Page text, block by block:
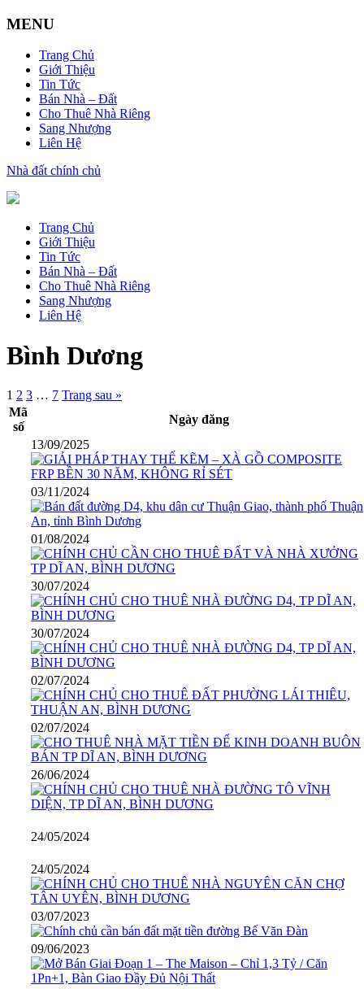
MENU
Trang Chủ
Giới Thiệu
Tin Tức
Bán Nhà – Đất
Cho Thuê Nhà Riêng
Sang Nhượng
Liên Hệ
Nhà đất chính chủ
Trang Chủ
Giới Thiệu
Tin Tức
Bán Nhà – Đất
Cho Thuê Nhà Riêng
Sang Nhượng
Liên Hệ
Bình Dương
1 2 3 … 7 Trang sau »
Mã
số
Ngày đăng
13/09/2025
03/11/2024
01/08/2024
30/07/2024
30/07/2024
02/07/2024
02/07/2024
26/06/2024
24/05/2024
24/05/2024
03/07/2023
09/06/2023